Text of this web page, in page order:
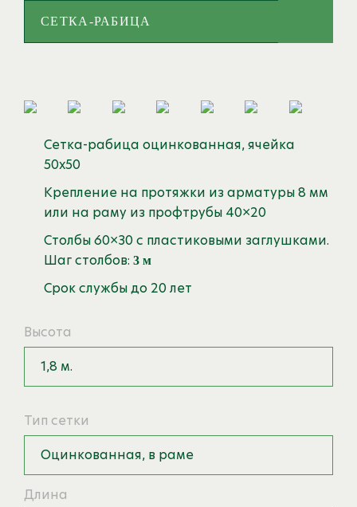
СЕТКА-РАБИЦА
Сетка-рабица оцинкованная, ячейка
50х50
Крепление на протяжки из арматуры 8 мм
или на раму из профтрубы 40×20
Столбы 60×30 с пластиковыми заглушками.
Шаг столбов: 3 м
Срок службы до 20 лет
Высота
1,8 м.
Тип сетки
Оцинкованная, в раме
Длина